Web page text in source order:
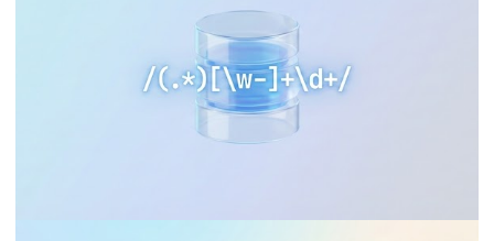
Cuándo y cómo implementar rastreo de
31 de diciembre de 2025 15 min de lectura